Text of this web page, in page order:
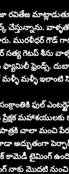
చేస్తున్నాను.
మురళీధర్ గౌడ్
సత్య గెటప్
ఫ్రెండ్స్.
మళ్ళీ ఇలాంటి
ఫుల్
మహాశయులకు
పాత్రకి చాలా మంచి
అద్భుతంగా
కామెడీ టైమింగ్
నాకు మొదటి